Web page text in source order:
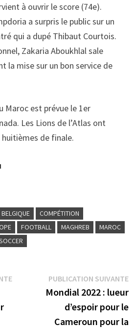
à ouvrir le score (74e).
a surpris le public sur un
qui a dupé Thibaut Courtois.
Zakaria Aboukhlal sale
la mise sur un bon service de
Maroc est prévue le 1er
Les Lions de l’Atlas ont
de finale.
BELGIQUE
COMPÉTITION
FOOTBALL MAGHREB
MAROC
Publication
précédente :
PUBLICATION SUIVANTE
Mondial 2022 : lueur
d’espoir pour le
Cameroun pour la